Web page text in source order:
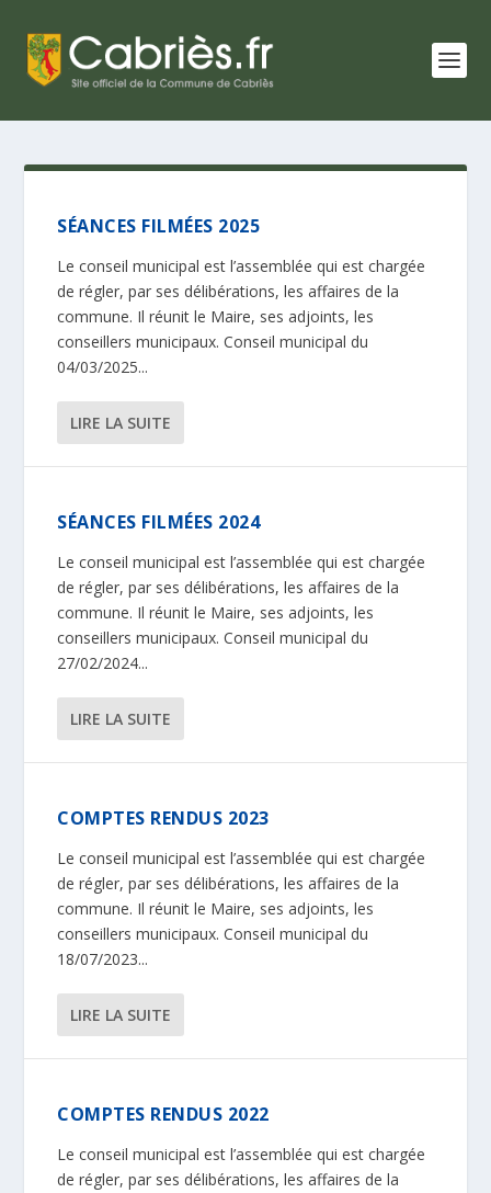
SÉANCES FILMÉES 2025
Le conseil municipal est l’assemblée qui est chargée
de régler, par ses délibérations, les affaires de la
commune. Il réunit le Maire, ses adjoints, les
conseillers municipaux. Conseil municipal du
04/03/2025...
LIRE LA SUITE
SÉANCES FILMÉES 2024
Le conseil municipal est l’assemblée qui est chargée
de régler, par ses délibérations, les affaires de la
commune. Il réunit le Maire, ses adjoints, les
conseillers municipaux. Conseil municipal du
27/02/2024...
LIRE LA SUITE
COMPTES RENDUS 2023
Le conseil municipal est l’assemblée qui est chargée
de régler, par ses délibérations, les affaires de la
commune. Il réunit le Maire, ses adjoints, les
conseillers municipaux. Conseil municipal du
18/07/2023...
LIRE LA SUITE
COMPTES RENDUS 2022
Le conseil municipal est l’assemblée qui est chargée
de régler, par ses délibérations, les affaires de la